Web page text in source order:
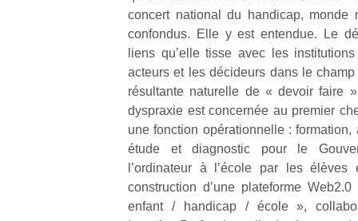
concert national du handicap, monde
confondus. Elle y est entendue. Le
liens qu’elle tisse avec les
acteurs et les décideurs dans le
résultante naturelle de « devoir faire
dyspraxie est concernée au premier
une fonction opérationnelle :
étude et diagnostic pour le
l’ordinateur à l’école par les
construction d’une plateforme
enfant / handicap / école »,